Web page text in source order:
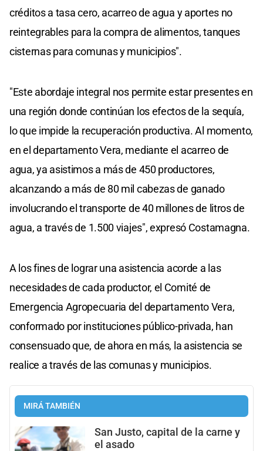
créditos a tasa cero, acarreo de agua y aportes no
reintegrables para la compra de alimentos, tanques
cisternas para comunas y municipios".
"Este abordaje integral nos permite estar presentes en
una región donde continúan los efectos de la sequía,
lo que impide la recuperación productiva. Al momento,
en el departamento Vera, mediante el acarreo de
agua, ya asistimos a más de 450 productores,
alcanzando a más de 80 mil cabezas de ganado
involucrando el transporte de 40 millones de litros de
agua, a través de 1.500 viajes", expresó Costamagna.
A los fines de lograr una asistencia acorde a las
necesidades de cada productor, el Comité de
Emergencia Agropecuaria del departamento Vera,
conformado por instituciones público-privada, han
consensuado que, de ahora en más, la asistencia se
realice a través de las comunas y municipios.
MIRÁ TAMBIÉN
San Justo, capital de la carne y
el asado